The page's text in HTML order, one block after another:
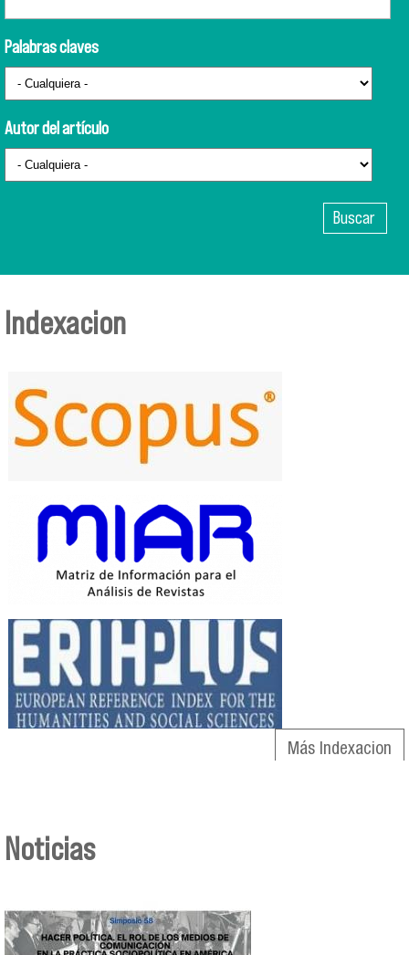
Palabras claves
Autor del artículo
Indexacion
Más Indexacion
Noticias